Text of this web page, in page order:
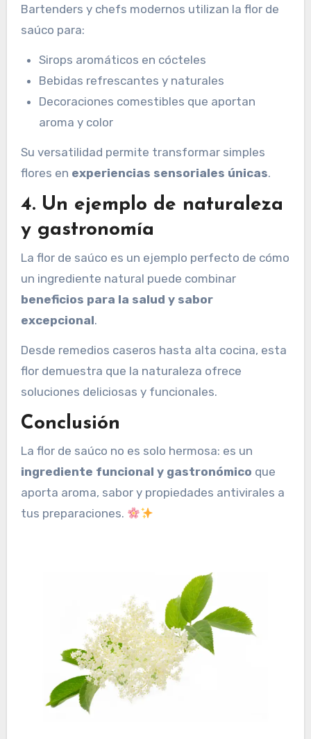
Bartenders y chefs modernos utilizan la flor de
saúco para:
Sirops aromáticos en cócteles
Bebidas refrescantes y naturales
Decoraciones comestibles que aportan
aroma y color
Su versatilidad permite transformar simples
flores en experiencias sensoriales únicas.
4. Un ejemplo de naturaleza
y gastronomía
La flor de saúco es un ejemplo perfecto de cómo
un ingrediente natural puede combinar
beneficios para la salud y sabor
excepcional.
Desde remedios caseros hasta alta cocina, esta
flor demuestra que la naturaleza ofrece
soluciones deliciosas y funcionales.
Conclusión
La flor de saúco no es solo hermosa: es un
ingrediente funcional y gastronómico que
aporta aroma, sabor y propiedades antivirales a
tus preparaciones.